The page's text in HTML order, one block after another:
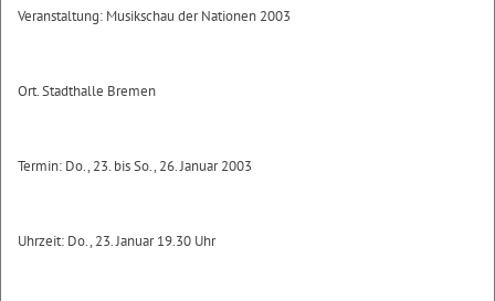
Veranstaltung: Musikschau der Nationen 2003
Ort. Stadthalle Bremen
Termin: Do., 23. bis So., 26. Januar 2003
Uhrzeit: Do., 23. Januar 19.30 Uhr